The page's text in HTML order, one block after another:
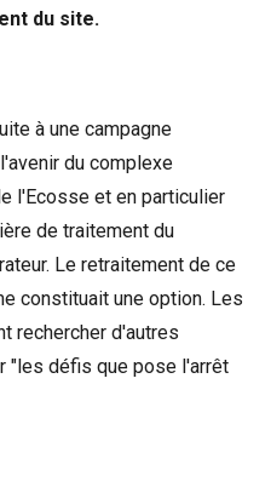
du site.
à une campagne
du complexe
l'Ecosse et en particulier
de traitement du
Le retraitement de ce
constituait une option. Les
rechercher d'autres
"les défis que pose l'arrêt